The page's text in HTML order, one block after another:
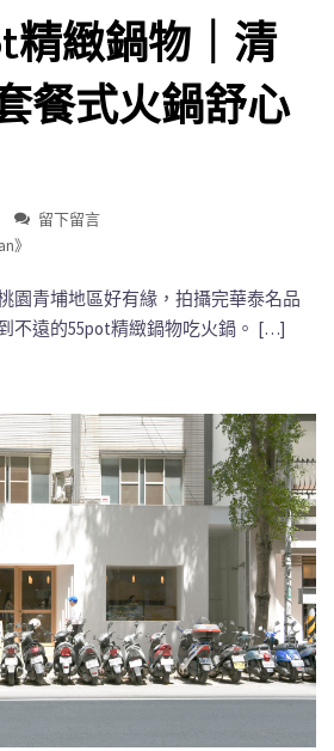
精緻鍋物｜清
餐式火鍋舒心
留下留言
》
園青埔地區好有緣，拍攝完華泰名品
不遠的55pot精緻鍋物吃火鍋。 […]